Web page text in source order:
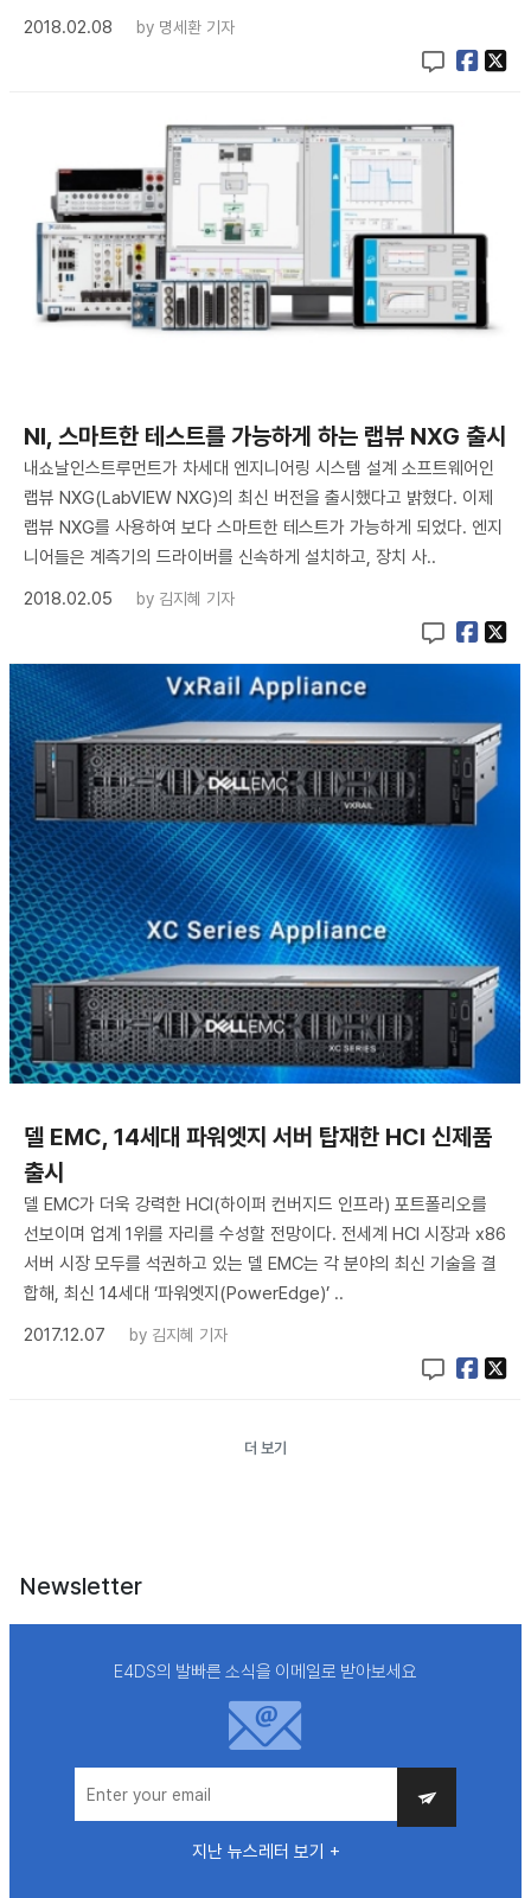
2018.02.08 by 명세환 기자
NI, 스마트한 테스트를 가능하게 하는 랩뷰 NXG 출시
내쇼날인스트루먼트가 차세대 엔지니어링 시스템 설계 소프트웨어인
랩뷰 NXG(LabVIEW NXG)의 최신 버전을 출시했다고 밝혔다. 이제
랩뷰 NXG를 사용하여 보다 스마트한 테스트가 가능하게 되었다. 엔지
니어들은 계측기의 드라이버를 신속하게 설치하고, 장치 사..
2018.02.05
by 김지혜 기자
델 EMC, 14세대 파워엣지 서버 탑재한 HCI 신제품
출시
델 EMC가 더욱 강력한 HCI(하이퍼 컨버지드 인프라) 포트폴리오를
선보이며 업계 1위를 자리를 수성할 전망이다. 전세계 HCI 시장과 x86
서버 시장 모두를 석권하고 있는 델 EMC는 각 분야의 최신 기술을 결
합해, 최신 14세대 ‘파워엣지(PowerEdge)’ ..
2017.12.07
by 김지혜 기자
더 보기
Newsletter
E4DS의 발빠른 소식을 이메일로 받아보세요
지난 뉴스레터 보기 +